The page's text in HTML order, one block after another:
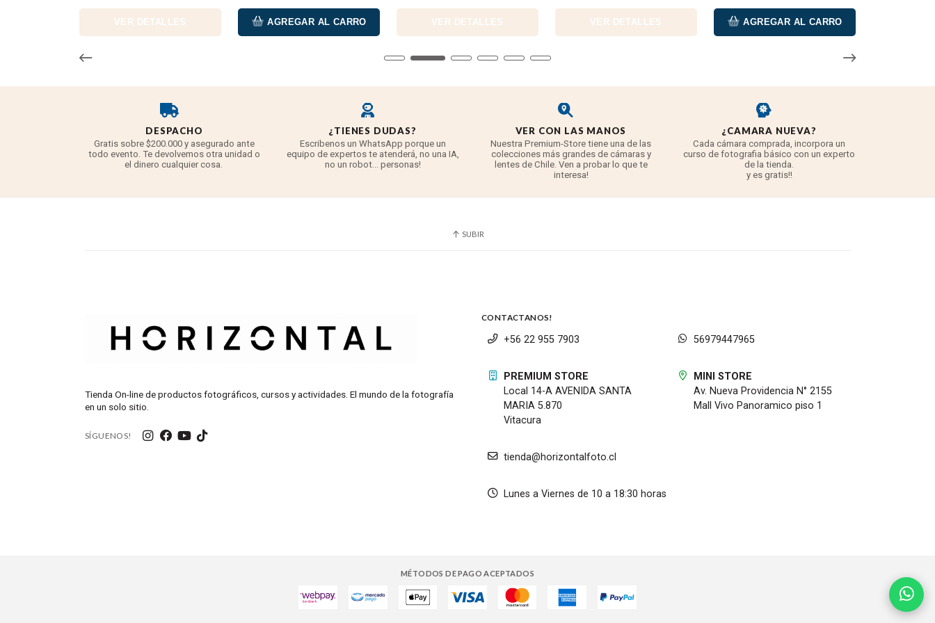
VER DETALLES AGREGAR AL CARRO VER DETALLES VER DETALLES AGREGAR AL CARRO
DESPACHO
Gratis sobre $200.000 y asegurado ante
todo evento. Te devolvemos otra unidad o
el dinero cualquier cosa.
¿TIENES DUDAS?
Escribenos un WhatsApp porque un
equipo de expertos te atenderá, no una IA,
no un robot... personas!
VER CON LAS MANOS
Nuestra Premium-Store tiene una de las
colecciones más grandes de cámaras y
lentes de Chile. Ven a probar lo que te
interesa!
¿CAMARA NUEVA?
Cada cámara comprada, incorpora un
curso de fotografia básico con un experto
de la tienda.
y es gratis!!
SUBIR
Tienda On-line de productos fotográficos, cursos y actividades. El mundo de la fotografía
en un solo sitio.
SÍGUENOS!
CONTACTANOS!
+56 22 955 7903 56979447965
PREMIUM STORE
Local 14-A AVENIDA SANTA
MARIA 5.870
Vitacura
MINI STORE
Av. Nueva Providencia N° 2155
Mall Vivo Panoramico piso 1
tienda@horizontalfoto.cl
Lunes a Viernes de 10 a 18:30 horas
MÉTODOS DE PAGO ACEPTADOS